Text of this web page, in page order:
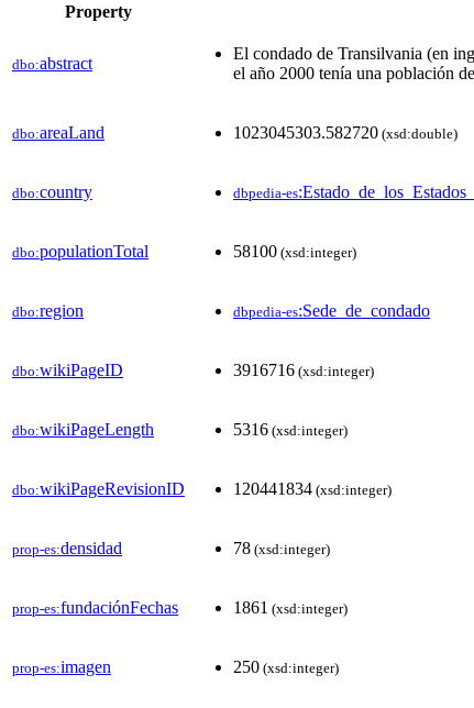
Property
dbo:abstract
El condado de Transilvania​ (en
el año 2000 tenía una población
dbo:areaLand 1023045303.582720 (xsd:double)
dbo:country dbpedia-es
dbo:populationTotal 58100 (xsd:integer)
dbo:region dbpedia-es:Sede_de_condado
dbo:wikiPageID 3916716 (xsd:integer)
dbo:wikiPageLength 5316 (xsd:integer)
dbo:wikiPageRevisionID 120441834 (xsd:integer)
prop-es:densidad 78 (xsd:integer)
prop-es:fundaciónFechas 1861 (xsd:integer)
prop-es:imagen 250 (xsd:integer)